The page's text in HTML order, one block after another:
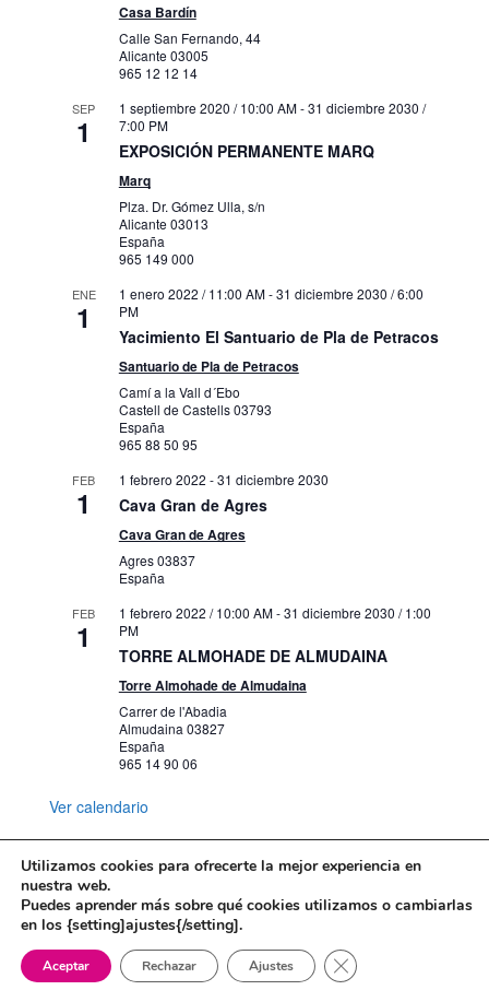
Casa Bardín
Calle San Fernando, 44
Alicante 03005
965 12 12 14
SEP
1
1 septiembre 2020 / 10:00 AM-31 diciembre 2030 /
7:00 PM
EXPOSICIÓN PERMANENTE MARQ
Marq
Plza. Dr. Gómez Ulla, s/n
Alicante 03013
España
965 149 000
ENE
1
1 enero 2022 / 11:00 AM-31 diciembre 2030 / 6:00
PM
Yacimiento El Santuario de Pla de Petracos
Santuario de Pla de Petracos
Camí a la Vall d´Ebo
Castell de Castells03793
España
965 88 50 95
FEB
1
1 febrero 2022 -31 diciembre 2030
Cava Gran de Agres
Cava Gran de Agres
Agres03837
España
FEB
1
1 febrero 2022 / 10:00 AM-31 diciembre 2030 / 1:00
PM
TORRE ALMOHADE DE ALMUDAINA
Torre Almohade de Almudaina
Carrer de l'Abadia
Almudaina 03827
España
965 14 90 06
Ver calendario
Mapa web
Política de Privacidad
Politica de cookies
Utilizamos cookies para ofrecerte la mejor experiencia en
nuestra web.
Puedes aprender más sobre qué cookies utilizamos o cambiarlas
en los {setting]ajustes{/setting].
Aceptar Rechazar Ajustes Cerrar el banner de